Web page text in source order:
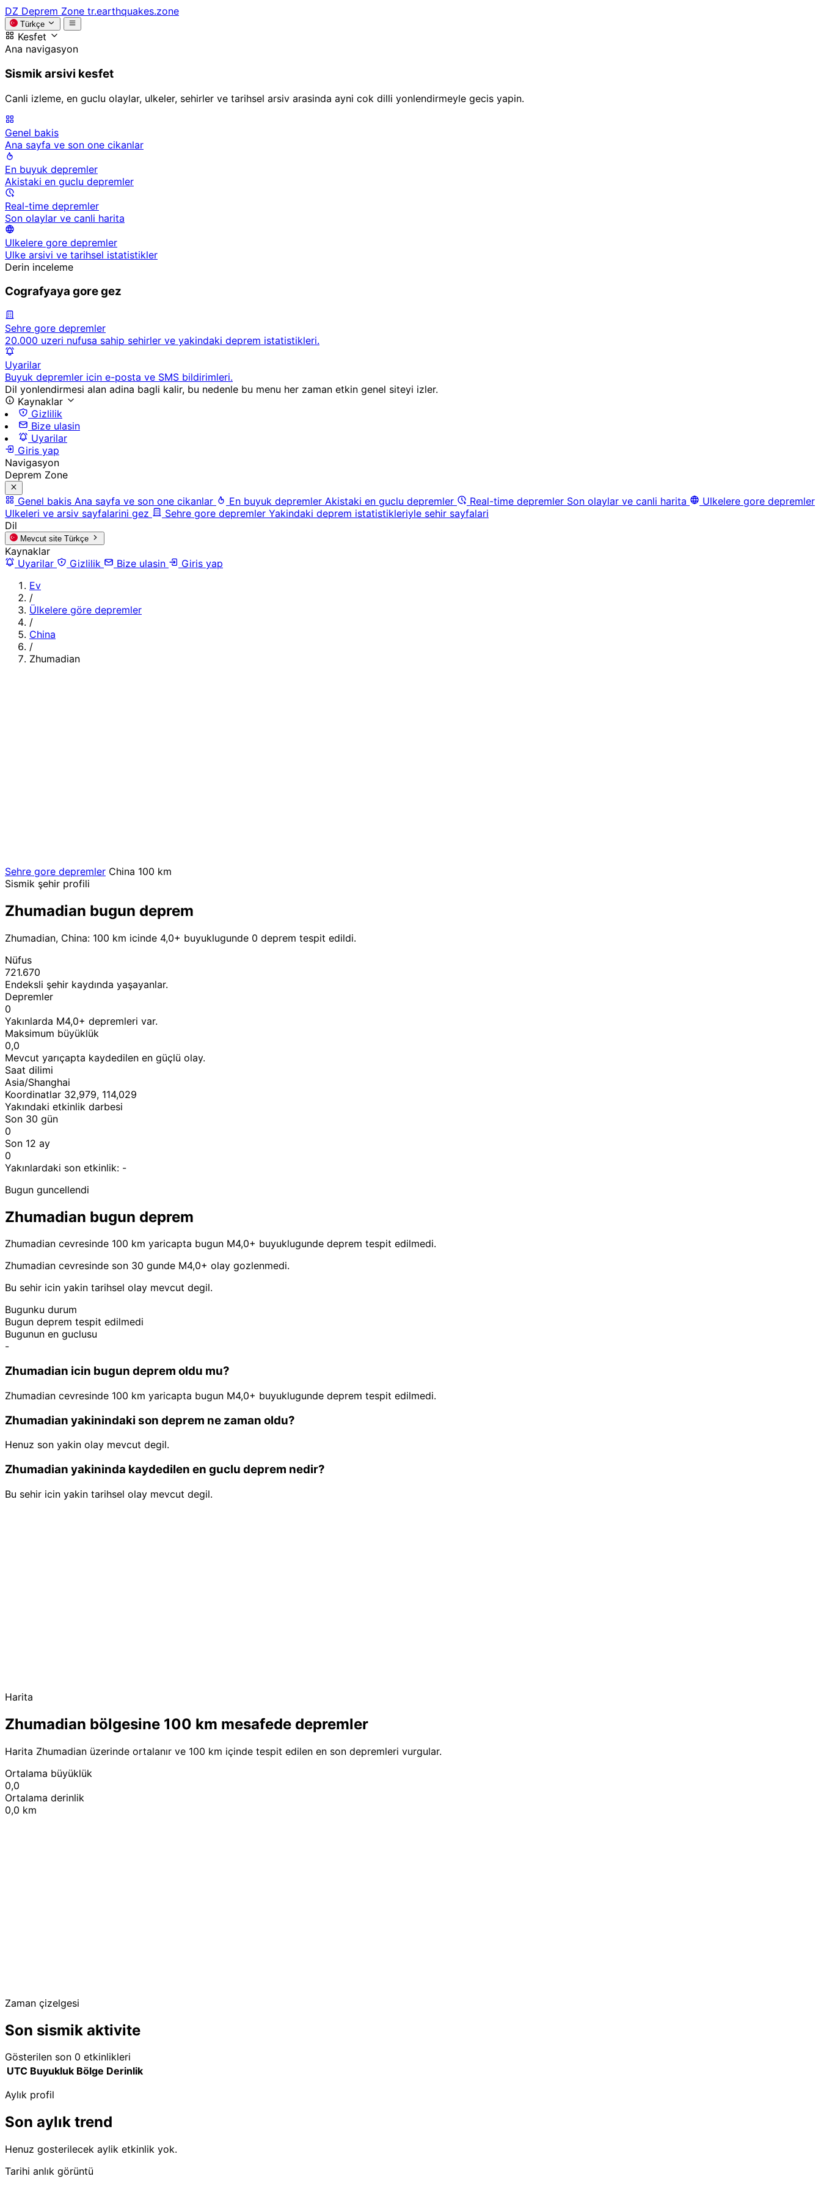
DZ Deprem Zone tr.earthquakes.zone
Türkçe
Kesfet
Ana navigasyon
Sismik arsivi kesfet
Canli izleme, en guclu olaylar, ulkeler, sehirler ve tarihsel arsiv arasinda ayni cok dilli yonlendirmeyle gecis yapin.
Genel bakis
Ana sayfa ve son one cikanlar
En buyuk depremler
Akistaki en guclu depremler
Real-time depremler
Son olaylar ve canli harita
Ulkelere gore depremler
Ulke arsivi ve tarihsel istatistikler
Derin inceleme
Cografyaya gore gez
Sehre gore depremler
20.000 uzeri nufusa sahip sehirler ve yakindaki deprem istatistikleri.
Uyarilar
Buyuk depremler icin e-posta ve SMS bildirimleri.
Dil yonlendirmesi alan adina bagli kalir, bu nedenle bu menu her zaman etkin genel siteyi izler.
Kaynaklar
Gizlilik
Bize ulasin
Uyarilar
Giris yap
Navigasyon
Deprem Zone
Genel bakis Ana sayfa ve son one cikanlar En buyuk depremler Akistaki en guclu depremler Real-time depremler Son olaylar ve canli harita
Ulkelere gore depremler
Ulkeleri ve arsiv sayfalarini gez
Sehre gore depremler Yakindaki deprem istatistikleriyle sehir sayfalari
Dil
Mevcut site Türkçe
Kaynaklar
Uyarilar
Gizlilik Bize ulasin
Giris yap
Ev
/
Ülkelere göre depremler
/
China
/
Zhumadian
Sehre gore depremler China 100 km
Sismik şehir profili
Zhumadian bugun deprem
Zhumadian, China: 100 km icinde 4,0+ buyuklugunde 0 deprem tespit edildi.
Nüfus
721.670
Endeksli şehir kaydında yaşayanlar.
Depremler
0
Yakınlarda M4,0+ depremleri var.
Maksimum büyüklük
0,0
Mevcut yarıçapta kaydedilen en güçlü olay.
Saat dilimi
Asia/Shanghai
Koordinatlar 32,979, 114,029
Yakındaki etkinlik darbesi
Son 30 gün
0
Son 12 ay
0
Yakınlardaki son etkinlik: -
Bugun guncellendi
Zhumadian bugun deprem
Zhumadian cevresinde 100 km yaricapta bugun M4,0+ buyuklugunde deprem tespit edilmedi.
Zhumadian cevresinde son 30 gunde M4,0+ olay gozlenmedi.
Bu sehir icin yakin tarihsel olay mevcut degil.
Bugunku durum
Bugun deprem tespit edilmedi
Bugunun en guclusu
-
Zhumadian icin bugun deprem oldu mu?
Zhumadian cevresinde 100 km yaricapta bugun M4,0+ buyuklugunde deprem tespit edilmedi.
Zhumadian yakinindaki son deprem ne zaman oldu?
Henuz son yakin olay mevcut degil.
Zhumadian yakininda kaydedilen en guclu deprem nedir?
Bu sehir icin yakin tarihsel olay mevcut degil.
Harita
Zhumadian bölgesine 100 km mesafede depremler
Harita Zhumadian üzerinde ortalanır ve 100 km içinde tespit edilen en son depremleri vurgular.
Ortalama büyüklük
0,0
Ortalama derinlik
0,0 km
Zaman çizelgesi
Son sismik aktivite
Gösterilen son 0 etkinlikleri
UTC Buyukluk Bölge Derinlik
Aylık profil
Son aylık trend
Henuz gosterilecek aylik etkinlik yok.
Tarihi anlık görüntü